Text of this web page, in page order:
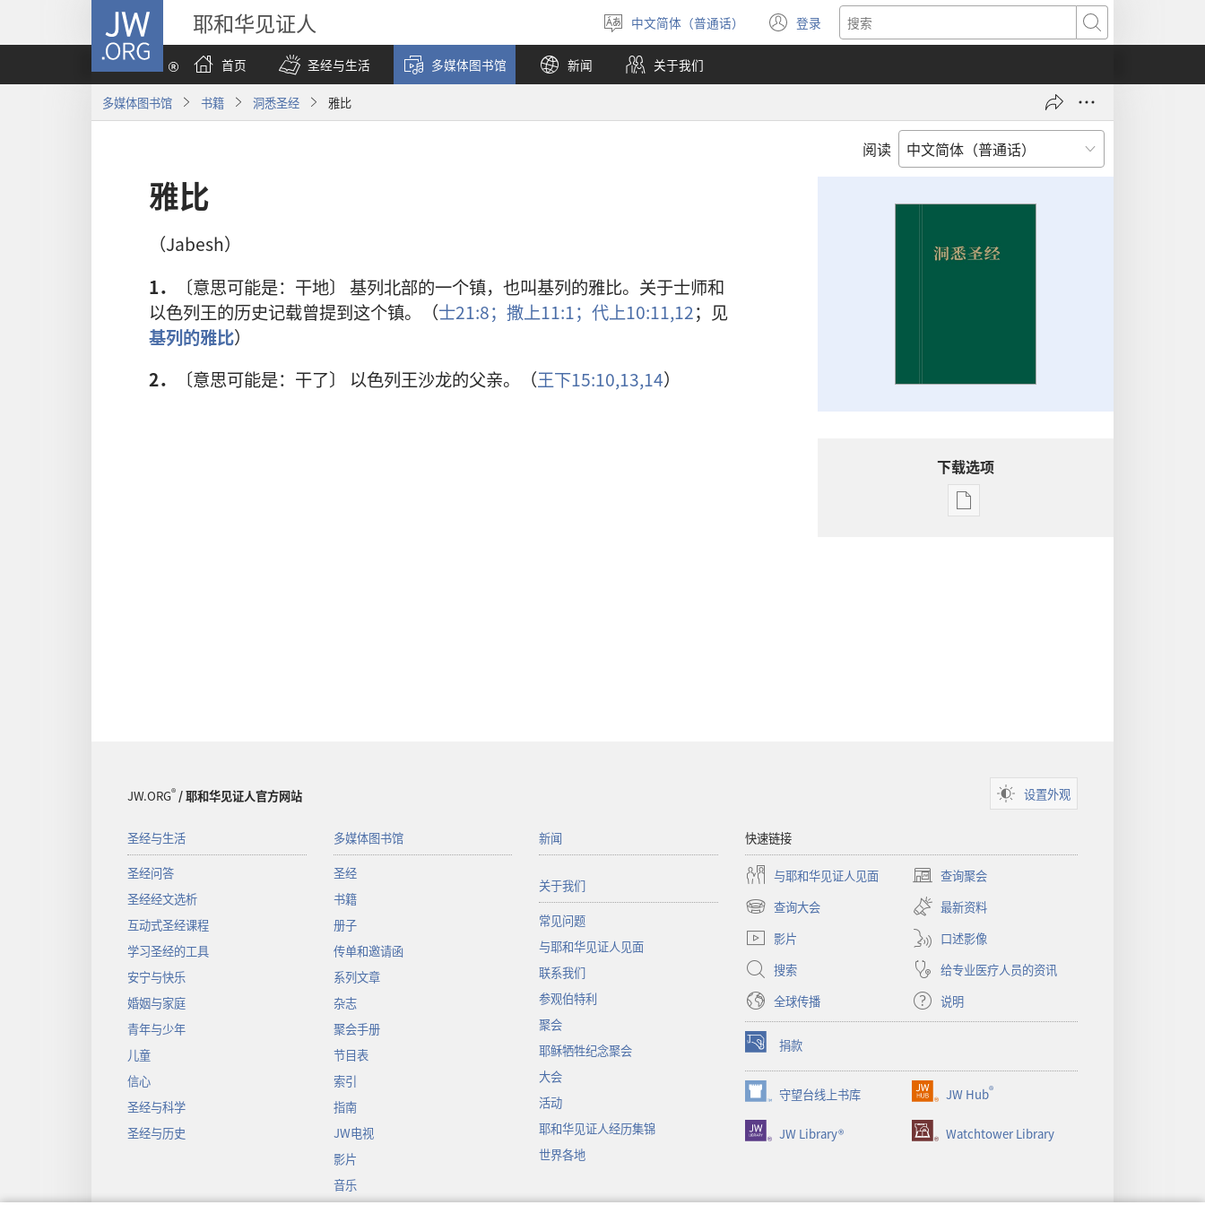
JW.ORG 耶和华见证人
选
择
语
言
中文简体（普通话） 登录
（打
开
窗
搜
索
首页
圣经与生活 多媒体图书馆 新闻 关于我们
多媒体图书馆 书籍 洞悉圣经 雅比
阅读
雅比
（Jabesh）
1．
〔意思可能是：干地〕 基列北部的一个镇，也叫基列的雅比。关于士师和
以色列王的历史记载曾提到这个镇。（士21:8； 撒上11:1； 代上10:11,12；见
基列的雅比）
2．
〔意思可能是：干了〕 以色列王沙龙的父亲。（王下15:10,13,14）
下载选项
出
JW.ORG®/ 耶和华见证人官方网站 设置外观
圣经与生活
圣经问答
圣经经文选析
互动式圣经课程
学习圣经的工具
安宁与快乐
婚姻与家庭
青年与少年
儿童
信心
圣经与科学
圣经与历史
多媒体图书馆
圣经
书籍
册子
传单和邀请函
系列文章
杂志
聚会手册
节目表
索引
指南
JW电视
影片
音乐
新闻
关于我们
常见问题
与耶和华见证人见面
联系我们
参观伯特利
聚会
耶稣牺牲纪念聚会
大会
活动
耶和华见证人经历集锦
世界各地
快速链接
与耶和华见证人见面 查询聚会
（打
开
新
窗
口）
查询大会
（打
开
新
窗
口）
最新资料
影片
口述影像
搜索
给专业医疗人员的资讯
全球传播
说明
捐款
（打
开
新
窗
口）
守望台线上书库
（打
开
新
JW Hub®
（打
开
新
JW Library® Watchtower Library